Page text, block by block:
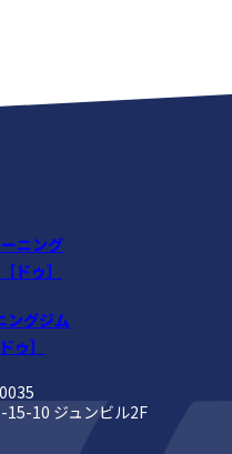
ングジム
ゥ］
15-10 ジュンビル2F